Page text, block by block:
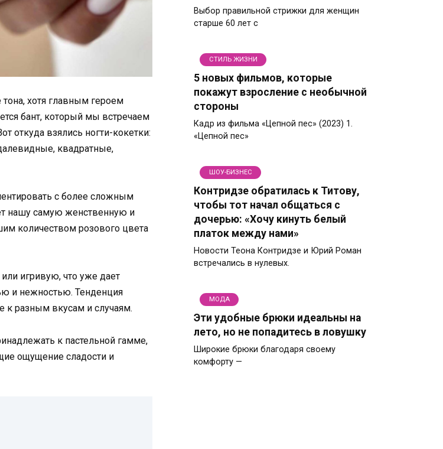
хотя главным героем
бант, который мы встречаем
откуда взялись ногти-кокетки:
квадратные,
с более сложным
нашу самую женственную и
количеством розового цвета
игривую, что уже дает
и нежностью. Тенденция
к разным вкусам и случаям.
к пастельной гамме,
ощущение сладости и
Выбор правильной стрижки для женщин
старше 60 лет с
СТИЛЬ ЖИЗНИ
5 новых фильмов, которые
покажут взросление с необычной
стороны
Кадр из фильма «Цепной пес» (2023) 1.
«Цепной пес»
ШОУ-БИЗНЕС
Контридзе обратилась к Титову,
чтобы тот начал общаться с
дочерью: «Хочу кинуть белый
платок между нами»
Новости Теона Контридзе и Юрий Роман
встречались в нулевых.
МОДА
Эти удобные брюки идеальны на
лето, но не попадитесь в ловушку
Широкие брюки благодаря своему
комфорту —